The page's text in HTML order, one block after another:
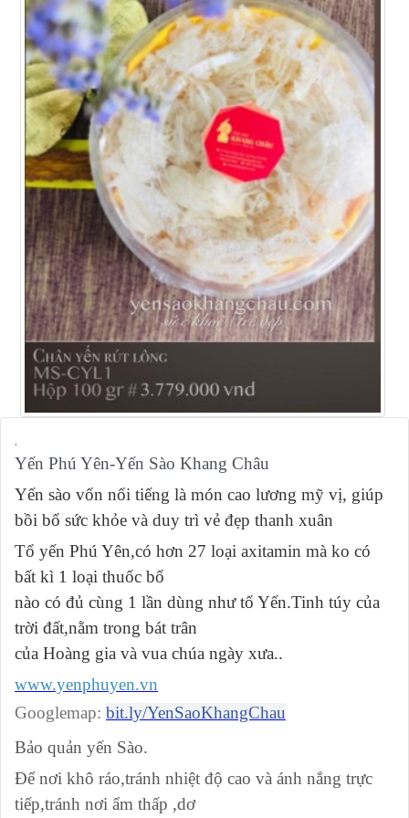
.
Yến Phú Yên-Yến Sào Khang Châu
Yến sào vốn nổi tiếng là món cao lương mỹ vị, giúp
bồi bổ sức khỏe và duy trì vẻ đẹp thanh xuân
Tổ yến Phú Yên,có hơn 27 loại axitamin mà ko có
bất kì 1 loại thuốc bổ
nào có đủ cùng 1 lần dùng như tổ Yến.Tinh túy của
trời đất,nằm trong bát trân
của Hoàng gia và vua chúa ngày xưa..
www.yenphuyen.vn
Googlemap: bit.ly/YenSaoKhangChau
Bảo quản yến Sào.
Để nơi khô ráo,tránh nhiệt độ cao và ánh nắng trực
tiếp,tránh nơi ẩm thấp ,dơ